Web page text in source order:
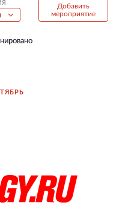
Добавить
мероприятие